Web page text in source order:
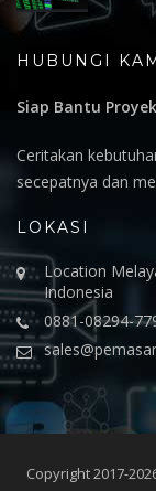
HUBUNGI
Siap Bantu
Ceritakan
secepatnya dan
LOKASI
Location
Indonesia
0881-08294-
Copyright 2017-